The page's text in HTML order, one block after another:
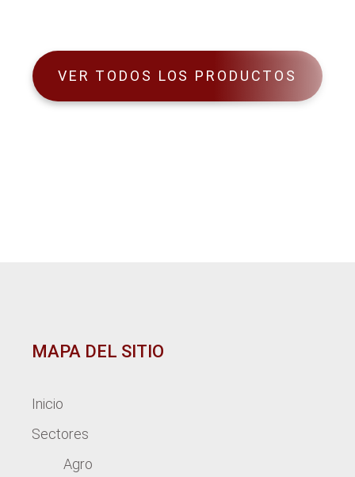
VER TODOS LOS PRODUCTOS
MAPA DEL SITIO
Inicio
Sectores
Agro